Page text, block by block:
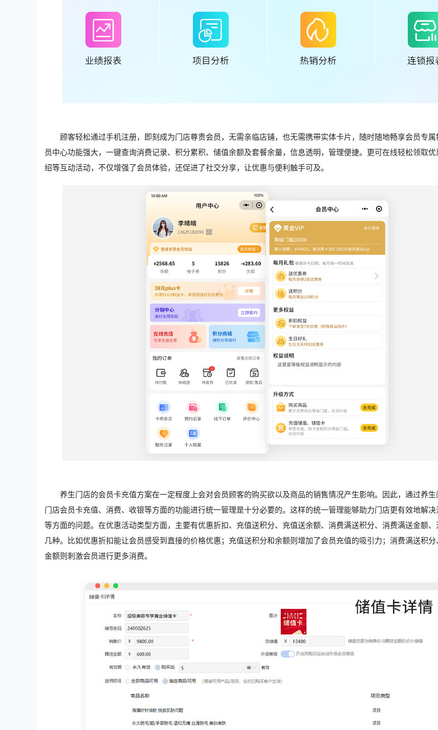
顾客轻松通过手机注册，即刻成为门店尊贵会员，无需亲临店铺，也无需携带实体卡片，随时随地畅享会员专
员中心功能强大，一键查询消费记录、积分累积、储值余额及套餐余量，信息透明，管理便捷。更可在线轻松领取
绍等互动活动，不仅增强了会员体验，还促进了社交分享，让优惠与便利触手可及。
养生门店的会员卡充值方案在一定程度上会对会员顾客的购买欲以及商品的销售情况产生影响。因此，通过养
门店会员卡充值、消费、收银等方面的功能进行统一管理是十分必要的。这样的统一管理能够助力门店更有效地解
等方面的问题。在优惠活动类型方面，主要有优惠折扣、充值送积分、充值送余额、消费满送积分、消费满送金额
几种。比如优惠折扣能让会员感受到直接的价格优惠；充值送积分和余额则增加了会员充值的吸引力；消费满送积
金额则刺激会员进行更多消费。